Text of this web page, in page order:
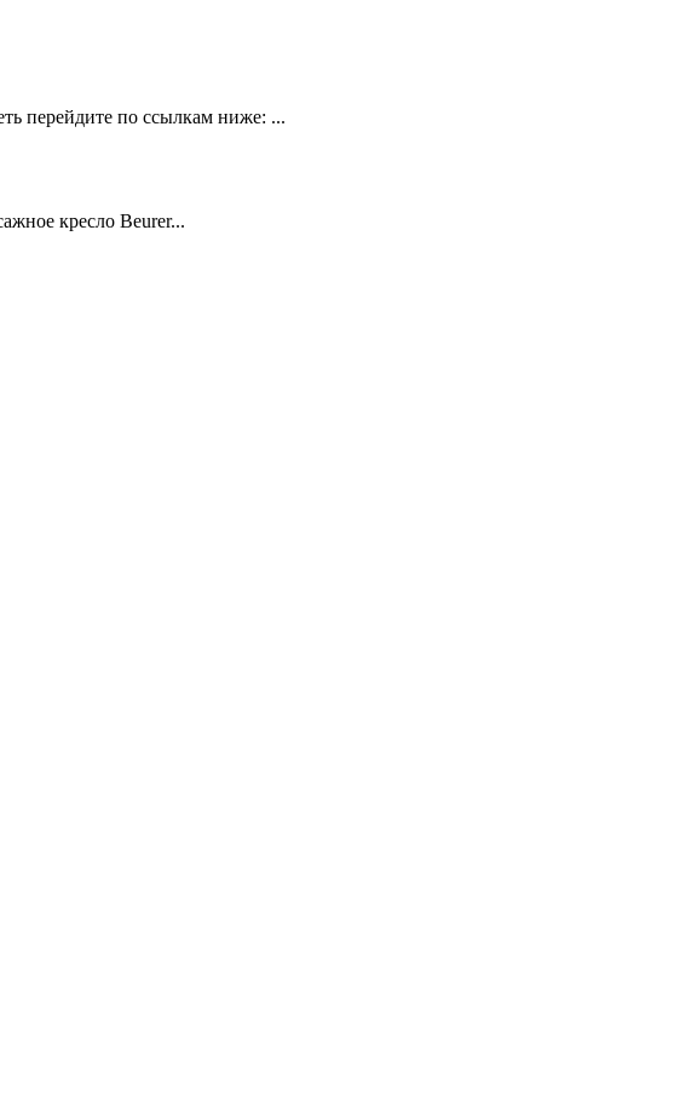
перейдите по ссылкам ниже: ...
кресло Beurer...